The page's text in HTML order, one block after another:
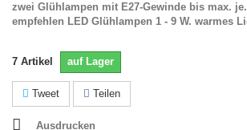
zwei Glühlampen mit E27-Gewinde bis max.
empfehlen LED Glühlampen 1 - 9 W. warmes
7 Artikel auf Lager
Tweet Teilen
Ausdrucken